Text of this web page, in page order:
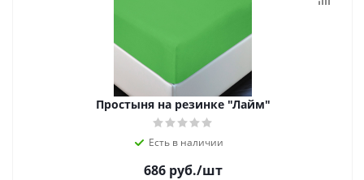
Простыня на резинке "Лайм"
Есть в наличии
686руб./шт